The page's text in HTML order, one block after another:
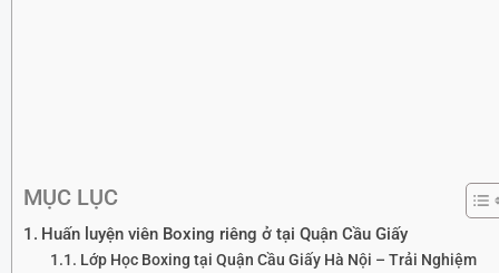
MỤC LỤC
Huấn luyện viên Boxing riêng ở tại Quận Cầu Giấy
Lớp Học Boxing tại Quận Cầu Giấy Hà Nội – Trải Nghiệm